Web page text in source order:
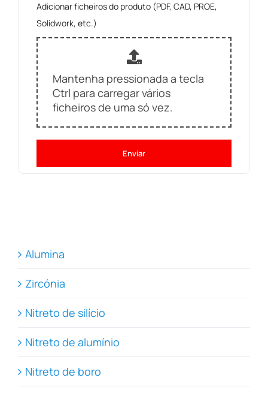
Adicionar ficheiros do produto (PDF, CAD, PROE,
Solidwork, etc.)
Mantenha pressionada a tecla
Ctrl para carregar vários
ficheiros de uma só vez.
Enviar
Alumina
Zircónia
Nitreto de silício
Nitreto de alumínio
Nitreto de boro